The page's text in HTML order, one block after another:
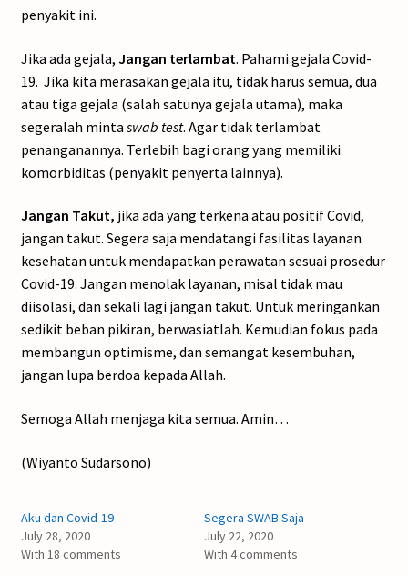
penyakit ini.
Jika ada gejala, Jangan terlambat. Pahami gejala Covid-
19. Jika kita merasakan gejala itu, tidak harus semua, dua
atau tiga gejala (salah satunya gejala utama), maka
segeralah minta swab test. Agar tidak terlambat
penanganannya. Terlebih bagi orang yang memiliki
komorbiditas (penyakit penyerta lainnya).
Jangan Takut, jika ada yang terkena atau positif Covid,
jangan takut. Segera saja mendatangi fasilitas layanan
kesehatan untuk mendapatkan perawatan sesuai prosedur
Covid-19. Jangan menolak layanan, misal tidak mau
diisolasi, dan sekali lagi jangan takut. Untuk meringankan
sedikit beban pikiran, berwasiatlah. Kemudian fokus pada
membangun optimisme, dan semangat kesembuhan,
jangan lupa berdoa kepada Allah.
Semoga Allah menjaga kita semua. Amin…
(Wiyanto Sudarsono)
Aku dan Covid-19
July 28, 2020
With 18 comments
Segera SWAB Saja
July 22, 2020
With 4 comments